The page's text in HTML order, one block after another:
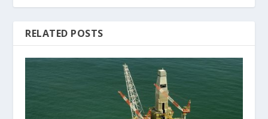
RELATED POSTS